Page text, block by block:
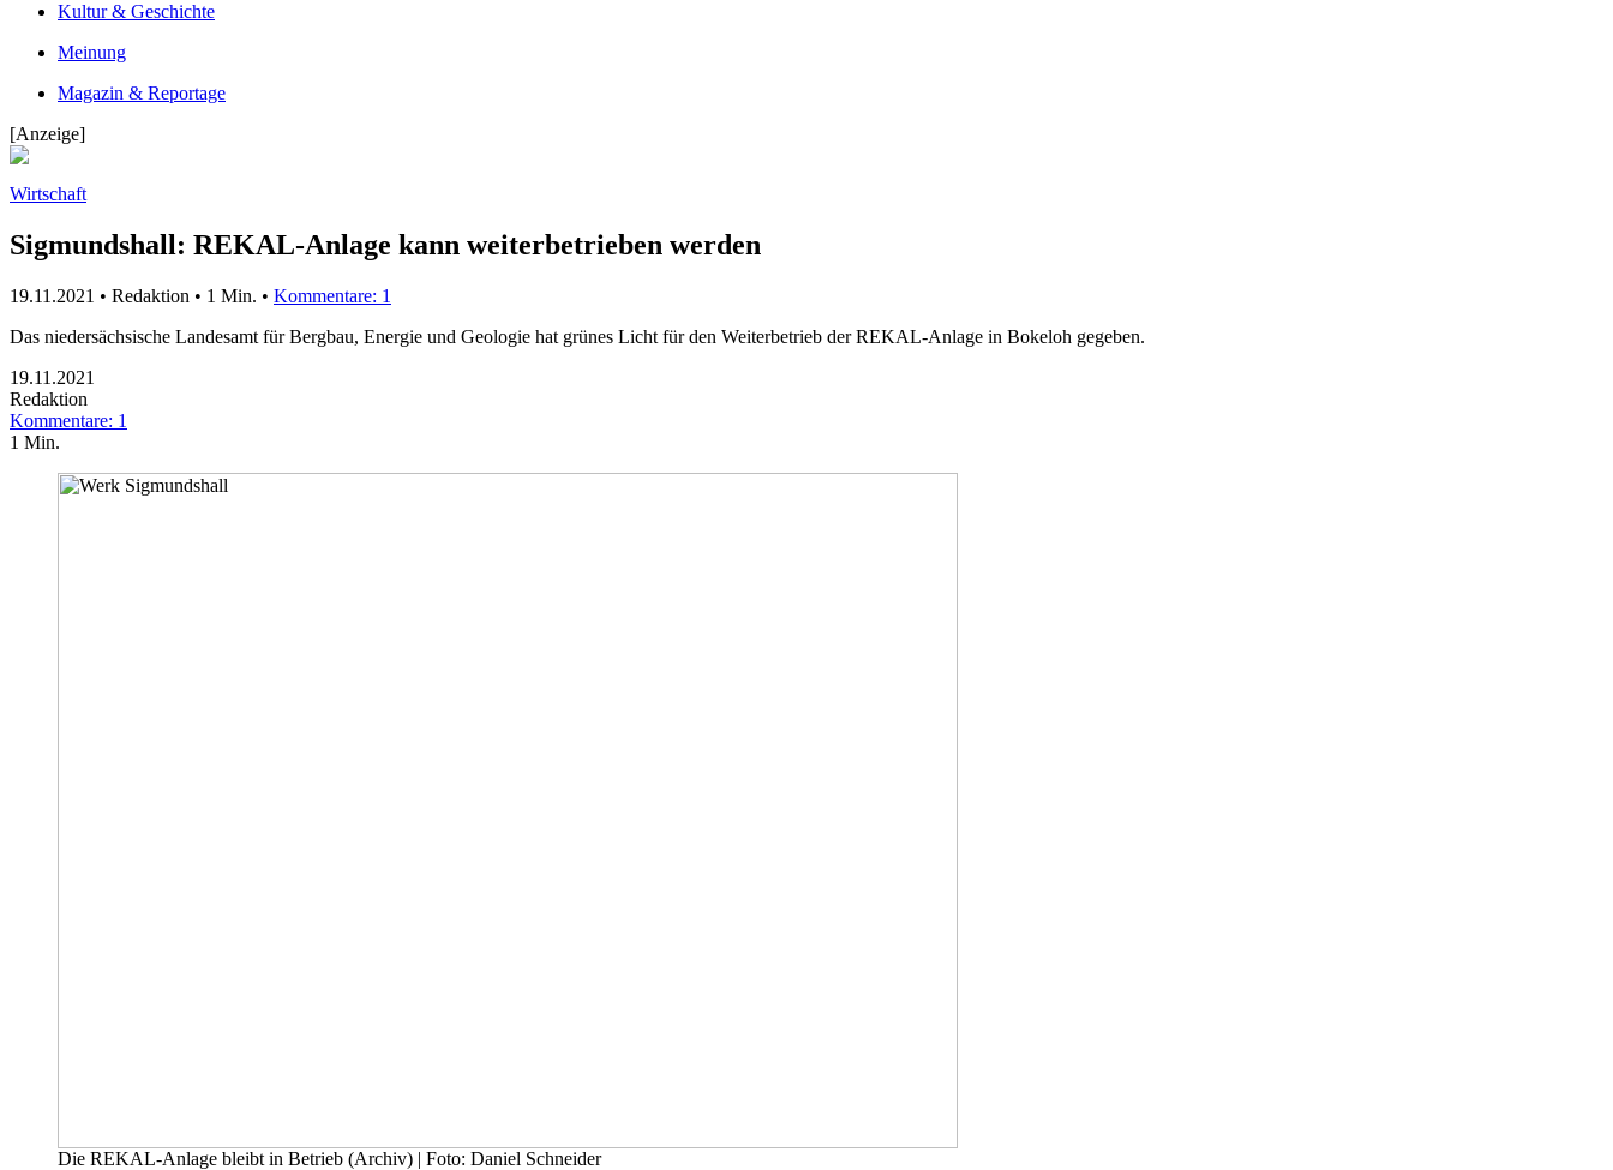
Kultur & Geschichte
Meinung
Magazin & Reportage
[Anzeige]
Wirtschaft
Sigmundshall: REKAL-Anlage kann weiterbetrieben werden
19.11.2021 • Redaktion • 1 Min. • Kommentare: 1
Das niedersächsische Landesamt für Bergbau, Energie und Geologie hat grünes Licht für den Weiterbetrieb der REKAL-Anlage in Bokeloh gegeben.
19.11.2021
Redaktion
Kommentare: 1
1 Min.
Die REKAL-Anlage bleibt in Betrieb (Archiv) | Foto: Daniel Schneider